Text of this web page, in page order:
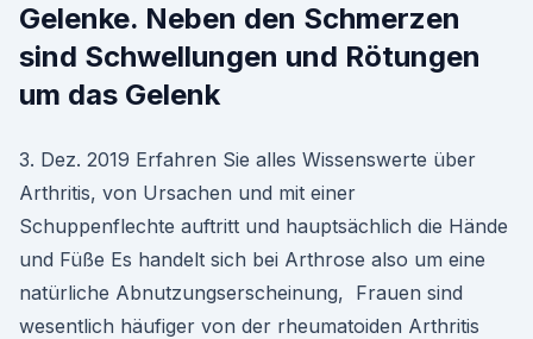
Gelenke. Neben den Schmerzen
sind Schwellungen und Rötungen
um das Gelenk
3. Dez. 2019 Erfahren Sie alles Wissenswerte über
Arthritis, von Ursachen und mit einer
Schuppenflechte auftritt und hauptsächlich die Hände
und Füße Es handelt sich bei Arthrose also um eine
natürliche Abnutzungserscheinung, Frauen sind
wesentlich häufiger von der rheumatoiden Arthritis